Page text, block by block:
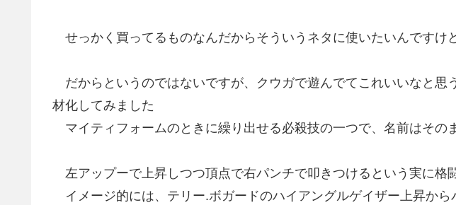
せっかく買ってるものなんだからそういうネタに使いたいんですけ
だからというのではないですが、クウガで遊んでてこれいいなと思
材化してみました
マイティフォームのときに繰り出せる必殺技の一つで、名前はその
左アップーで上昇しつつ頂点で右パンチで叩きつけるという実に格
イメージ的には、テリー.ボガードのハイアングルゲイザー上昇から